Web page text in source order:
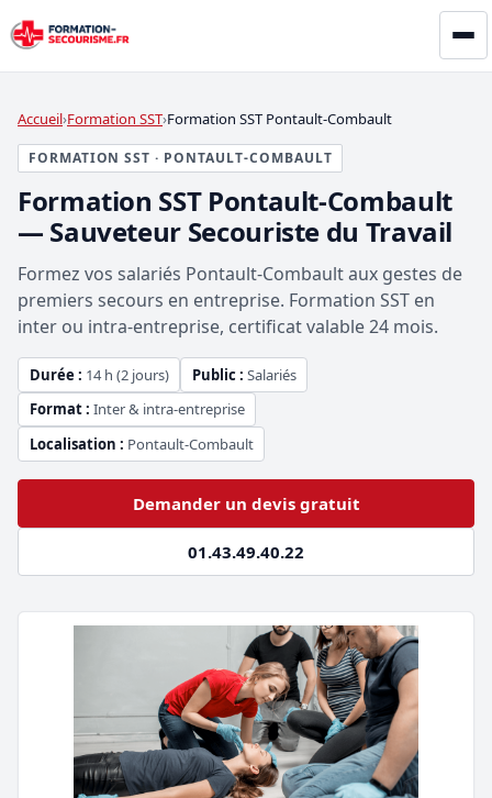
Accueil Formation SST Formation SST Pontault-Combault
FORMATION SST · PONTAULT-COMBAULT
Formation SST Pontault-Combault
— Sauveteur Secouriste du Travail
Formez vos salariés Pontault-Combault aux gestes de
premiers secours en entreprise. Formation SST en
inter ou intra-entreprise, certificat valable 24 mois.
Durée : 14 h (2 jours) Public : Salariés
Format : Inter & intra-entreprise
Localisation : Pontault-Combault
Demander un devis gratuit
01.43.49.40.22